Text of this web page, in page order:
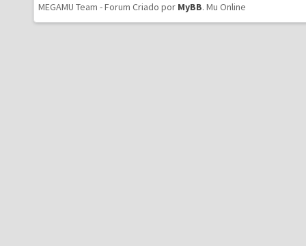
MEGAMU Team - Forum Criado por MyBB. Mu Online